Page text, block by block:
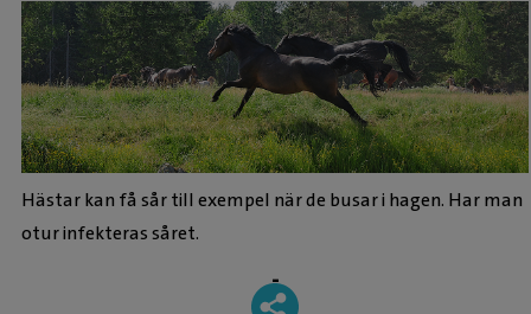
Hästar kan få sår till exempel när de busar i hagen. Har man
otur infekteras såret.
-